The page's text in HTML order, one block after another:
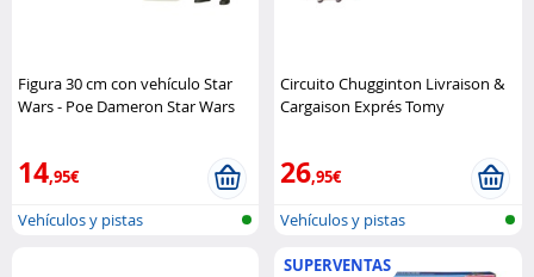
Figura 30 cm con vehículo Star
Wars - Poe Dameron Star Wars
14,95€
Vehículos y pistas
Circuito Chugginton Livraison &
Cargaison Exprés Tomy
26,95€
Vehículos y pistas
SUPERVENTAS